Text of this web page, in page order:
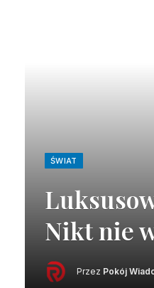
ŚWIAT
Nikt nie
Przez Pokój